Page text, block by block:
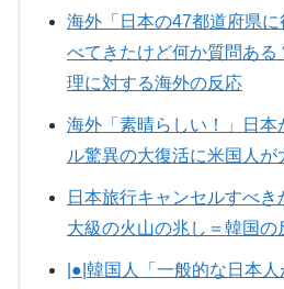
海外「日本の47都道府県
べてきたけど何か質問あ
理に対する海外の反応
海外「素晴らしい！」日
ル驚異の大復活に米国人が
日本旅行キャンセルすべ
大級の火山の兆し＝韓国の
|●|韓国人「一般的な日本